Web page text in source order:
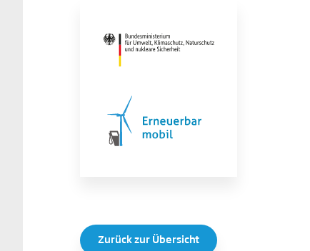
Zurück zur Übersicht